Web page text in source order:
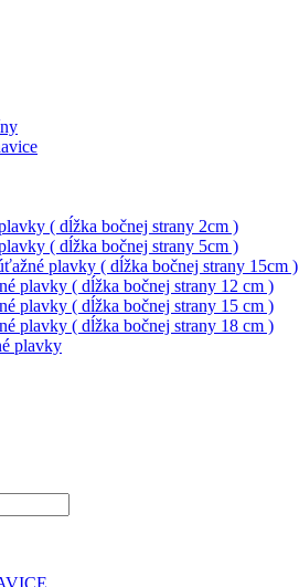
( dĺžka bočnej strany 2cm )
( dĺžka bočnej strany 5cm )
plavky ( dĺžka bočnej strany 15cm )
plavky ( dĺžka bočnej strany 12 cm )
plavky ( dĺžka bočnej strany 15 cm )
plavky ( dĺžka bočnej strany 18 cm )
plavky